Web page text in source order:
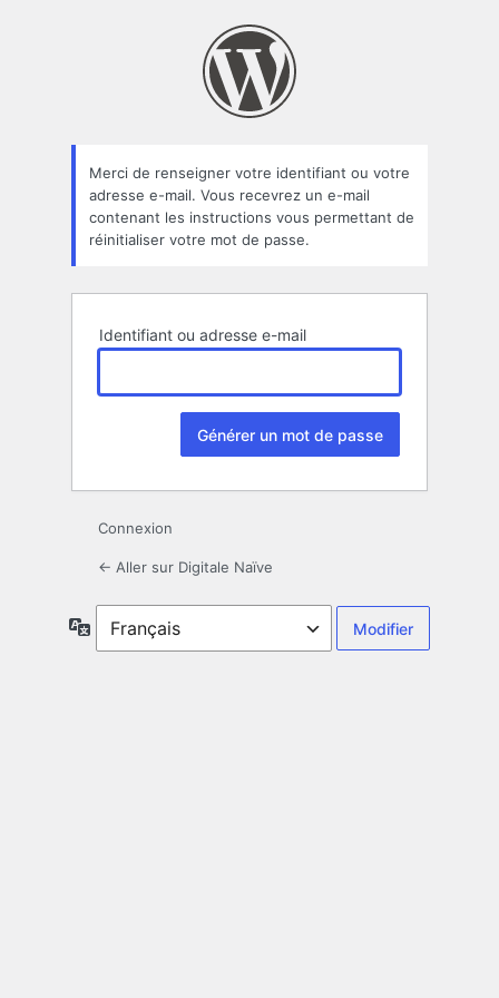
oublié
Merci de renseigner votre identifiant ou votre
adresse e-mail. Vous recevrez un e-mail
contenant les instructions vous permettant de
réinitialiser votre mot de passe.
Identifiant ou adresse e-mail
Connexion
← Aller sur Digitale Naïve
Langue